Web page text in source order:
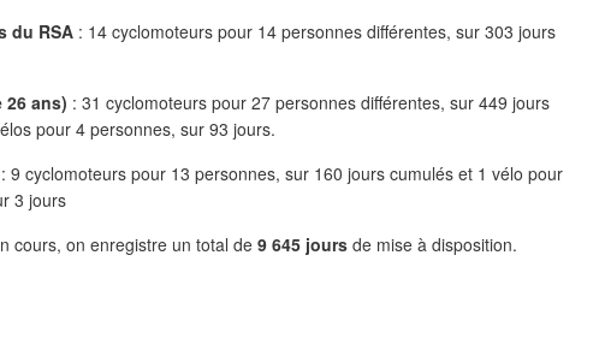
du RSA : 14 cyclomoteurs pour 14 personnes différentes, sur 303 jours
26 ans) : 31 cyclomoteurs pour 27 personnes différentes, sur 449 jours
pour 4 personnes, sur 93 jours.
: 9 cyclomoteurs pour 13 personnes, sur 160 jours cumulés et 1 vélo pour
3 jours
cours, on enregistre un total de 9 645 jours de mise à disposition.